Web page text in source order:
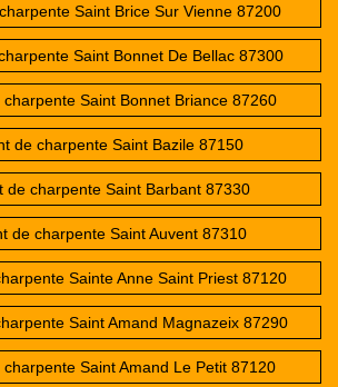
Saint Brice Sur Vienne 87200
Saint Bonnet De Bellac 87300
Saint Bonnet Briance 87260
de charpente Saint Bazile 87150
de charpente Saint Barbant 87330
de charpente Saint Auvent 87310
Sainte Anne Saint Priest 87120
Saint Amand Magnazeix 87290
Saint Amand Le Petit 87120